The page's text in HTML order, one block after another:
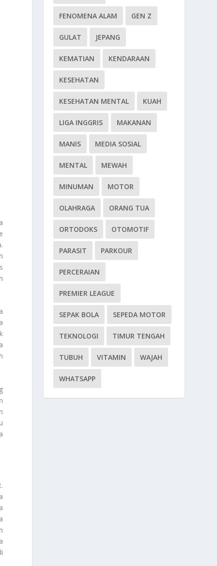
.
FENOMENA ALAM GEN Z
GULAT JEPANG
KEMATIAN KENDARAAN
KESEHATAN
KESEHATAN MENTAL KUAH
LIGA INGGRIS MAKANAN
MANIS MEDIA SOSIAL
MENTAL MEWAH
MINUMAN MOTOR
OLAHRAGA ORANG TUA
ORTODOKS OTOMOTIF
PARASIT PARKOUR
PERCERAIAN
PREMIER LEAGUE
SEPAK BOLA SEPEDA MOTOR
TEKNOLOGI TIMUR TENGAH
TUBUH VITAMIN WAJAH
WHATSAPP